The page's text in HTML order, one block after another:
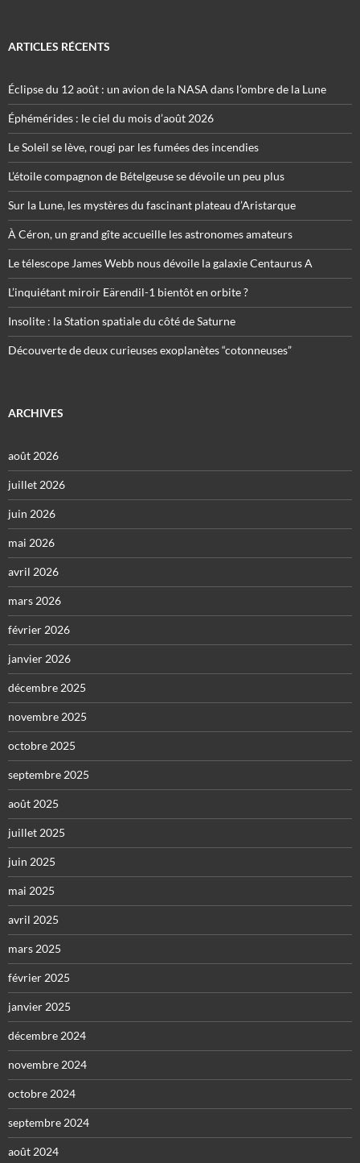
ARTICLES RÉCENTS
Éclipse du 12 août : un avion de la NASA dans l’ombre de la Lune
Éphémérides : le ciel du mois d’août 2026
Le Soleil se lève, rougi par les fumées des incendies
L’étoile compagnon de Bételgeuse se dévoile un peu plus
Sur la Lune, les mystères du fascinant plateau d’Aristarque
À Céron, un grand gîte accueille les astronomes amateurs
Le télescope James Webb nous dévoile la galaxie Centaurus A
L’inquiétant miroir Eärendil-1 bientôt en orbite ?
Insolite : la Station spatiale du côté de Saturne
Découverte de deux curieuses exoplanètes “cotonneuses”
ARCHIVES
août 2026
juillet 2026
juin 2026
mai 2026
avril 2026
mars 2026
février 2026
janvier 2026
décembre 2025
novembre 2025
octobre 2025
septembre 2025
août 2025
juillet 2025
juin 2025
mai 2025
avril 2025
mars 2025
février 2025
janvier 2025
décembre 2024
novembre 2024
octobre 2024
septembre 2024
août 2024